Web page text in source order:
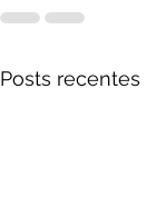
Posts recentes